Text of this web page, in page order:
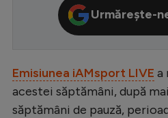
Serie A
Ligue 1
Campionate
Urmărește-
Emisiunea iAMsport LIVE a
acestei săptămâni, după
săptămâni de pauză,